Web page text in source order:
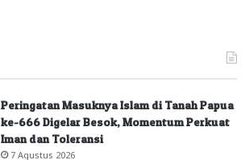
Peringatan Masuknya Islam di Tanah Papua
ke-666 Digelar Besok, Momentum Perkuat
Iman dan Toleransi
7 Agustus 2026